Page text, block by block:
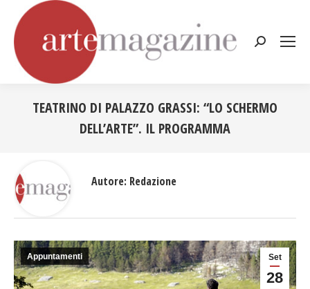
Cerca:
TEATRINO DI PALAZZO GRASSI: “LO SCHERMO
DELL’ARTE”. IL PROGRAMMA
Set
28
Appuntamenti
Autore: Redazione